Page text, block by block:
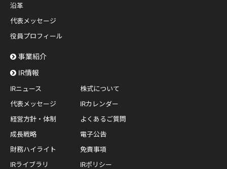
沿革
代表メッセージ
役員プロフィール
事業紹介
IR情報
IRニュース
代表メッセージ
経営方針・体制
成長戦略
財務ハイライト
IRライブラリ
株式について
IRカレンダー
よくあるご質問
電子公告
免責事項
IRポリシー